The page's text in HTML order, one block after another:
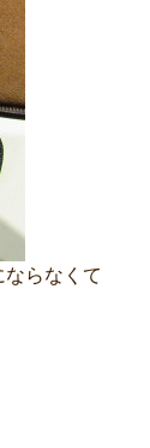
らなくて